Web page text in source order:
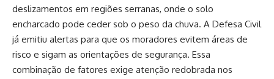
deslizamentos em regiões serranas, onde o solo
encharcado pode ceder sob o peso da chuva. A Defesa Civil
já emitiu alertas para que os moradores evitem áreas de
risco e sigam as orientações de segurança. Essa
combinação de fatores exige atenção redobrada nos